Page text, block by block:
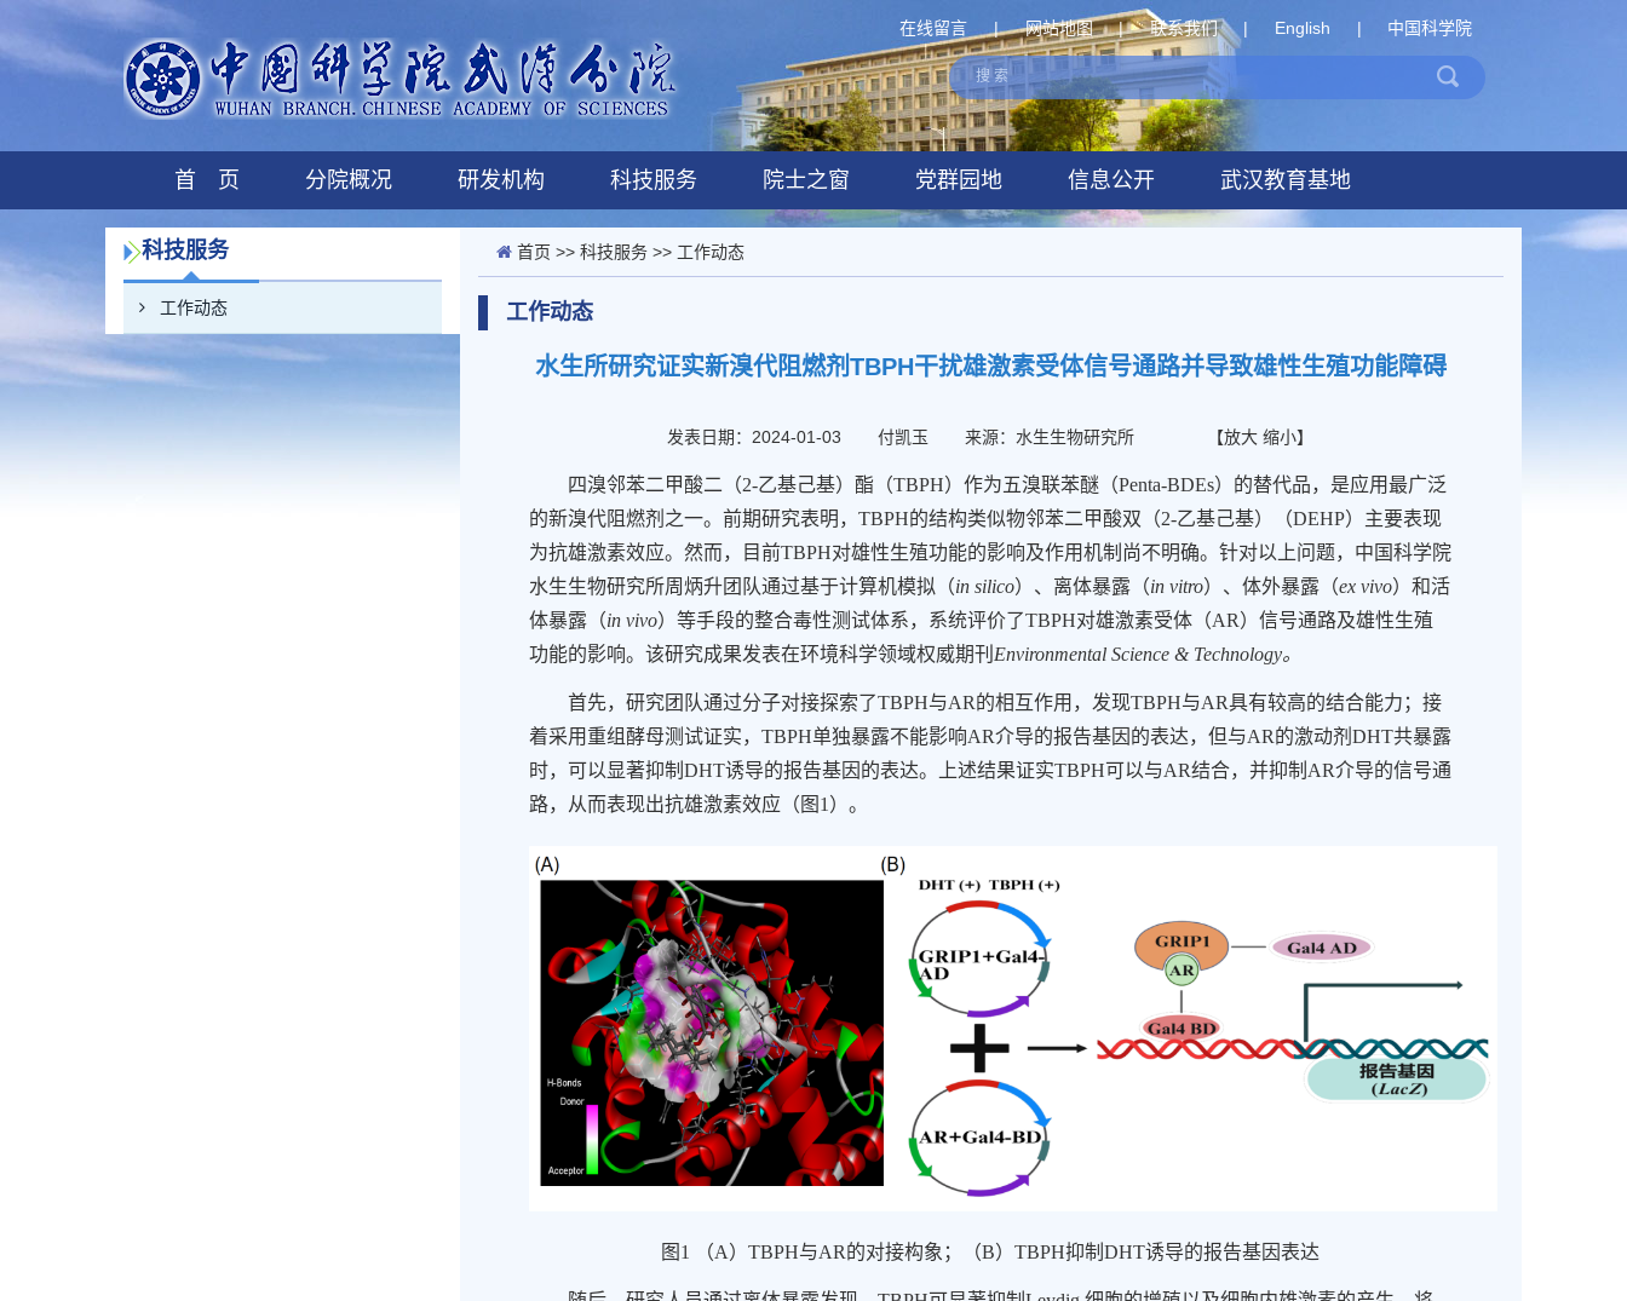
中国科学院
|
English
|
联系我们
|
网站地图
|
在线留言
首 页 分院概况 研发机构 科技服务 院士之窗 党群园地 信息公开 武汉教育基地
科技服务
工作动态
首页 >> 科技服务>> 工作动态
工作动态
水生所研究证实新溴代阻燃剂TBPH干扰雄激素受体信号通路并导致雄性生殖功能障碍
发表日期：2024-01-03 付凯玉 来源：水生生物研究所 【放大 缩小】
四溴邻苯二甲酸二（2-乙基己基）酯（TBPH）作为五溴联苯醚（Penta-BDEs）的替代品，是应用最广泛
的新溴代阻燃剂之一。前期研究表明， TBPH的结构类似物邻苯二甲酸双（2-乙基己基）（DEHP）主要表现
为抗雄激素效应。然而，目前TBPH对雄性生殖功能的影响及作用机制尚不明确。针对以上问题，中国科学院
水生生物研究所周炳升团队通过基于计算机模拟（in silico）、离体暴露（in vitro）、体外暴露（ex vivo）和活
体暴露（in vivo）等手段的整合毒性测试体系，系统评价了TBPH对雄激素受体（AR）信号通路及雄性生殖
功能的影响。该研究成果发表在环境科学领域权威期刊 Environmental Science & Technology。
首先，研究团队通过分子对接探索了TBPH与AR的相互作用，发现TBPH与AR具有较高的结合能力；接
着采用重组酵母测试证实， TBPH单独暴露不能影响AR介导的报告基因的表达，但与AR的激动剂 DHT共暴露
时，可以显著抑制 DHT诱导的报告基因的表达。上述结果证实TBPH可以与AR结合，并抑制 AR介导的信号通
路，从而表现出抗雄激素效应 （图 1 ） 。
图 1 （A）TBPH与AR的对接构象；（B）TBPH抑制DHT诱导的报告基因表达